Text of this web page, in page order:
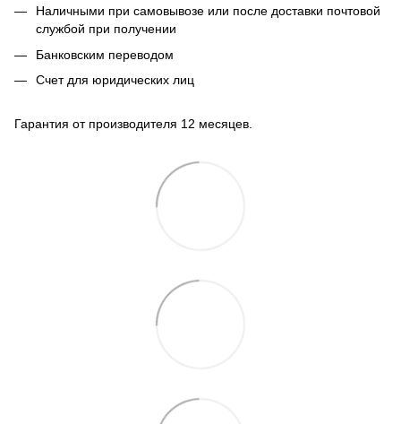
Наличными при самовывозе или после доставки почтовой
службой при получении
Банковским переводом
Счет для юридических лиц
Гарантия от производителя 12 месяцев.